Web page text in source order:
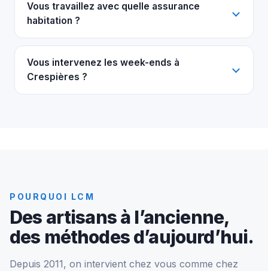
Vous travaillez avec quelle assurance
habitation ?
Vous intervenez les week-ends à
Crespières ?
POURQUOI LCM
Des artisans à l’ancienne,
des méthodes d’aujourd’hui.
Depuis 2011, on intervient chez vous comme chez